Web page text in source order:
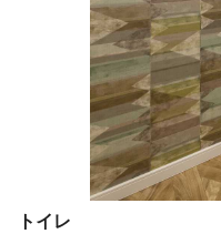
トイレ